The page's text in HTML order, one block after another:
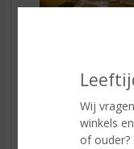
Wij
winkels
of ouder?
Van de frisse
romige
Frutti di Bosco –
bij jouw moment.
Italiaanse beleving.